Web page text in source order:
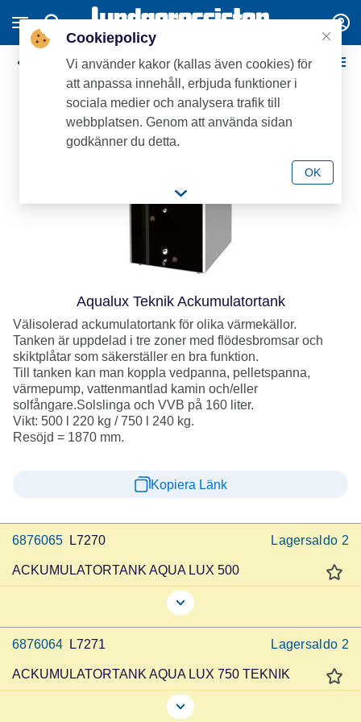
Värmebaronen
Aqualux Teknik Ackumulatortank
Välisolerad ackumulatortank för olika värmekällor.
Tanken är uppdelad i tre zoner med flödesbromsar och
skiktplåtar som säkerställer en bra funktion.
Till tanken kan man koppla vedpanna, pelletspanna,
värmepump, vattenmantlad kamin och/eller
solfångare.Solslinga och VVB på 160 liter.
Vikt: 500 l 220 kg / 750 l 240 kg.
Resöjd = 1870 mm.
Kopiera Länk
6876065 L7270 Lagersaldo 2
ACKUMULATORTANK AQUA LUX 500
6876064 L7271 Lagersaldo 2
ACKUMULATORTANK AQUA LUX 750 TEKNIK
Cookiepolicy
Vi använder kakor (kallas även cookies) för
att anpassa innehåll, erbjuda funktioner i
sociala medier och analysera trafik till
webbplatsen. Genom att använda sidan
godkänner du detta.
OK